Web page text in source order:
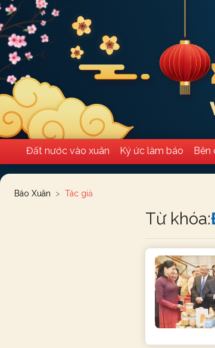
Đất nước vào xuân Ký ức làm báo Bên
Báo Xuân Tác giả
Từ khóa: